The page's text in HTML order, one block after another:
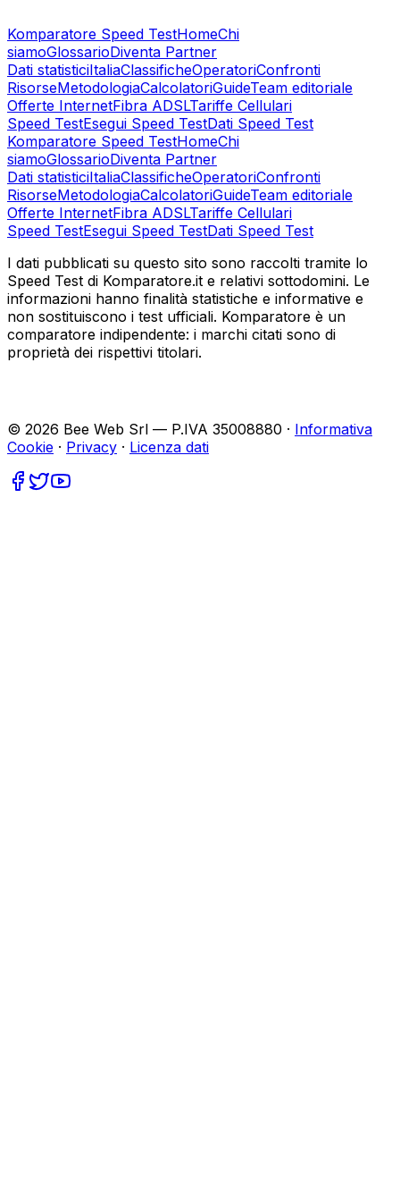
Komparatore Speed TestHomeChi
siamoGlossarioDiventa Partner
Dati statisticiItaliaClassificheOperatoriConfronti
RisorseMetodologiaCalcolatoriGuideTeam editoriale
Offerte InternetFibra ADSLTariffe Cellulari
Speed TestEsegui Speed TestDati Speed Test
Komparatore Speed TestHomeChi
siamoGlossarioDiventa Partner
Dati statisticiItaliaClassificheOperatoriConfronti
RisorseMetodologiaCalcolatoriGuideTeam editoriale
Offerte InternetFibra ADSLTariffe Cellulari
Speed TestEsegui Speed TestDati Speed Test
I dati pubblicati su questo sito sono raccolti tramite lo
Speed Test di Komparatore.it e relativi sottodomini. Le
informazioni hanno finalità statistiche e informative e
non sostituiscono i test ufficiali. Komparatore è un
comparatore indipendente: i marchi citati sono di
proprietà dei rispettivi titolari.
© 2026 Bee Web Srl — P.IVA 35008880 · Informativa
Cookie · Privacy · Licenza dati